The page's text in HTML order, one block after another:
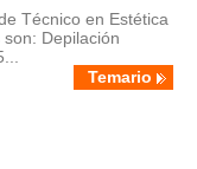
Técnico en Estética
Depilación
Temario